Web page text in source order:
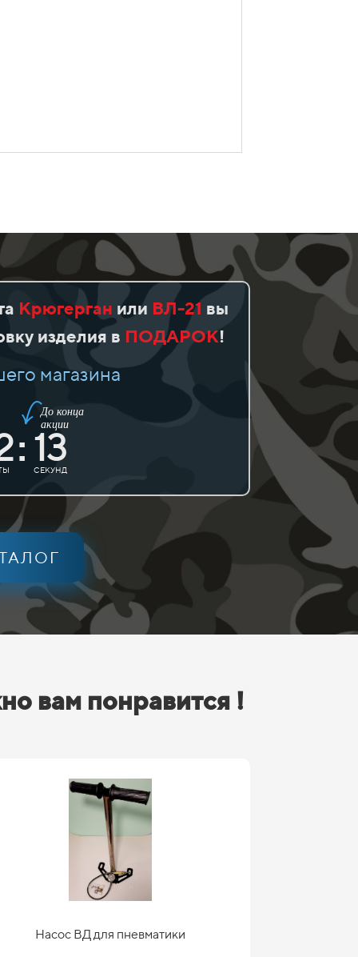
Крюгерган или ВЛ-21 вы
изделия в ПОДАРОК!
магазина
До конца
акции
: 13
СЕКУНД
вам понравится !
Насос ВД для пневматики